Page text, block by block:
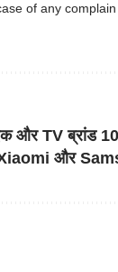
of any
और TV ब्रांड
और